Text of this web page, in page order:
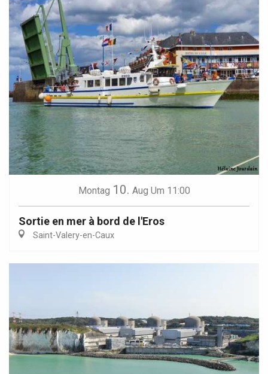
Montag 10. Aug Um 11:00
Sortie en mer à bord de l'Eros
Saint-Valery-en-Caux